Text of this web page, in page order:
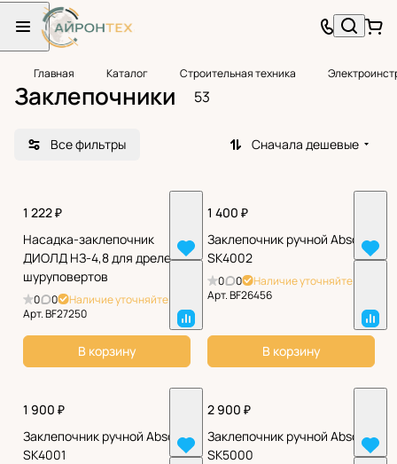
Главная Каталог Строительная техника
Заклепочники 53
Все фильтры Сначала дешевые
1 222 ₽
Насадка-заклепочник
ДИОЛД НЗ-4,8 для дрелей/
шуруповертов
0 0
Наличие уточняйте
Арт.BF27250
В корзину
1 400 ₽
Заклепочник ручной Absolut
SK4002
0 0
Наличие уточняйте
Арт.BF26456
В корзину
1 900 ₽
Заклепочник ручной Absolut
SK4001
2 900 ₽
Заклепочник ручной Absolut
SK5000